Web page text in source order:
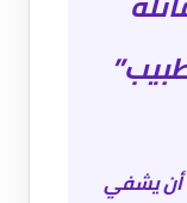
أن يشفي